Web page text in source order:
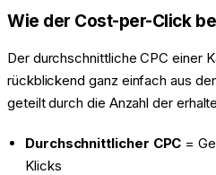
Wie der Cost-per-Click
Der durchschnittliche CPC einer
rückblickend ganz einfach aus
geteilt durch die Anzahl der
Durchschnittlicher CPC =
Klicks